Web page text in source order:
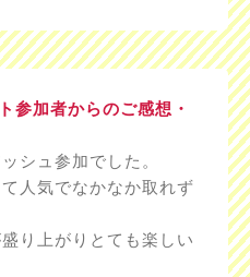
参加者からのご感想・
シュ参加でした。
人気でなかなか取れず
り上がりとても楽しい